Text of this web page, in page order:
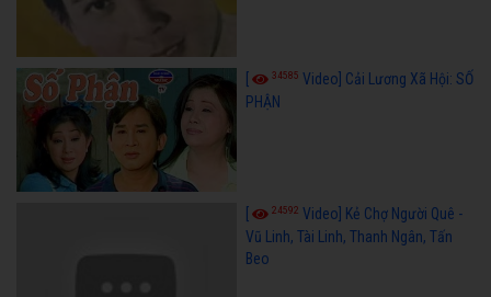
34585 Video] Cải Lương Xã Hội: SỐ
PHẬN
24592 Video] Kẻ Chợ Người Quê -
Vũ Linh, Tài Linh, Thanh Ngân, Tấn
Beo